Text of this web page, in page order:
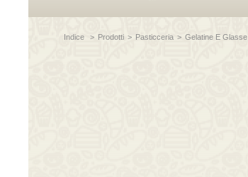
Indice > Prodotti > Pasticceria > Gelatine E Glasse